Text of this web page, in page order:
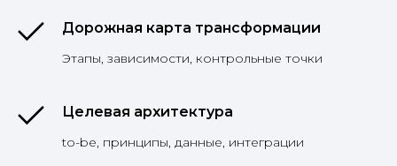
Дорожная карта трансформации
Этапы, зависимости, контрольные точки
Целевая архитектура
to-be, принципы, данные, интеграции